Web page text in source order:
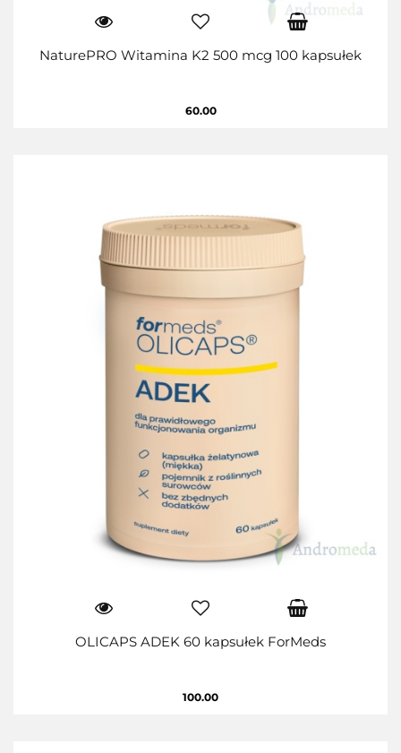
NaturePRO Witamina K2 500 mcg 100 kapsułek
60.00
OLICAPS ADEK 60 kapsułek ForMeds
100.00